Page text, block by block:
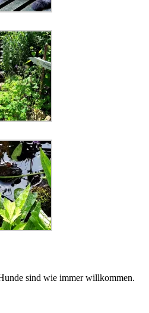
sind wie immer willkommen.